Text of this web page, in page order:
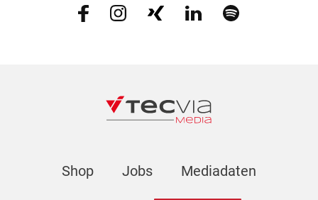
Shop Jobs Mediadaten